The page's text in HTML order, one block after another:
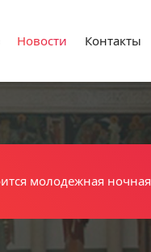
Новости Контакты
молодежная ночная